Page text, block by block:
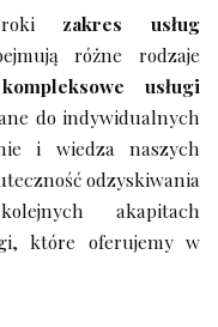
zakres usług
różne rodzaje
kompleksowe usługi
do indywidualnych
i wiedza naszych
odzyskiwania
akapitach
które oferujemy w